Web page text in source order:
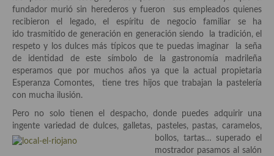
Historia de la gastronomía, platos celebres, cocineros, críticos,
historias culinarias y otras cosas
Origen y evolución de la comida
Protocolo y buenas maneras.
Ocio – restaurantes, bares, tabernas
Viajes eno-gastro-turísticos
En El Candelero
fundador murió sin herederos y fueron sus empleados quienes
recibieron el legado, el espíritu de negocio familiar se ha
ido trasmitido de generación en generación siendo la tradición, el
respeto y los dulces más típicos que te puedas imaginar la seña
de identidad de este símbolo de la gastronomía madrileña
esperamos que por muchos años ya que la actual propietaria
Esperanza Comontes, tiene tres hijos que trabajan la pastelería
con mucha ilusión.
Pero no solo tienen el despacho, donde puedes adquirir una
ingente variedad de dulces, galletas, pasteles, pastas, caramelos,
bollos, tartas… superado el
mostrador pasamos al salón